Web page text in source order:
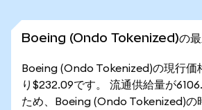
Boeing (Ondo Tokenized)の最
Boeing (Ondo Tokenized)の現行価
り$232.09です。 流通供給量が
ため、Boeing (Ondo Tokenized)の